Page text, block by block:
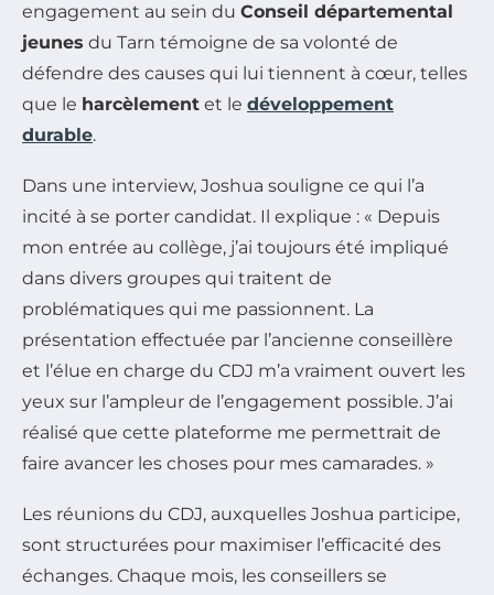
engagement au sein du Conseil départemental
jeunes du Tarn témoigne de sa volonté de
défendre des causes qui lui tiennent à cœur, telles
que le harcèlement et le développement
durable.
Dans une interview, Joshua souligne ce qui l’a
incité à se porter candidat. Il explique : « Depuis
mon entrée au collège, j’ai toujours été impliqué
dans divers groupes qui traitent de
problématiques qui me passionnent. La
présentation effectuée par l’ancienne conseillère
et l’élue en charge du CDJ m’a vraiment ouvert les
yeux sur l’ampleur de l’engagement possible. J’ai
réalisé que cette plateforme me permettrait de
faire avancer les choses pour mes camarades. »
Les réunions du CDJ, auxquelles Joshua participe,
sont structurées pour maximiser l’efficacité des
échanges. Chaque mois, les conseillers se